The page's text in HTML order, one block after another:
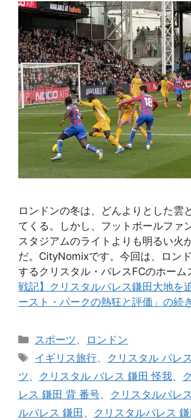
ロンドンの冬は、どんよりとした雲
てくる。しかし、フットボールファ
スタジアムのライトよりも明るい火
だ。CityNomixです。今回は、ロン
するクリスタル・パレスFCのホーム
戦記】クリスタルパレス鎌田大地を
ースト・パークの熱狂と評価」の続
カ
テ
リ
ー
スポーツ 、
ロンドン
タ
グ
イギリス旅行、 クリスタル パレ
ツ 、 クリスタル パレス 鎌田 怪我、
レス 鎌田 背 番号、 クリスタルパレス
ルパレス 鎌田 、 クリスタルパレス